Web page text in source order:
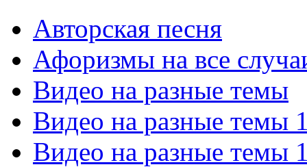
Авторская песня
Афоризмы на все
Видео на разные темы
Видео на разные темы
Видео на разные темы